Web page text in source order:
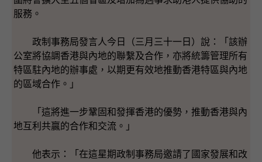
服務。
政制事務局發言人今日（三月三十一日）說：「該辦
公室將協調香港與內地的聯繫及合作，亦將統籌管理所有
特區駐內地的辦事處，以期更有效地推動香港特區與內地
的區域合作。」
「這將進一步鞏固和發揮香港的優勢，推動香港與內
地互利共贏的合作和交流。」
他表示：「在這星期政制事務局邀請了國家發展和改